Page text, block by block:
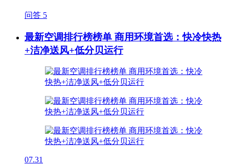
问答 5
最新空调排行榜榜单 商用环境首选：快冷快热
+洁净送风+低分贝运行
07.31